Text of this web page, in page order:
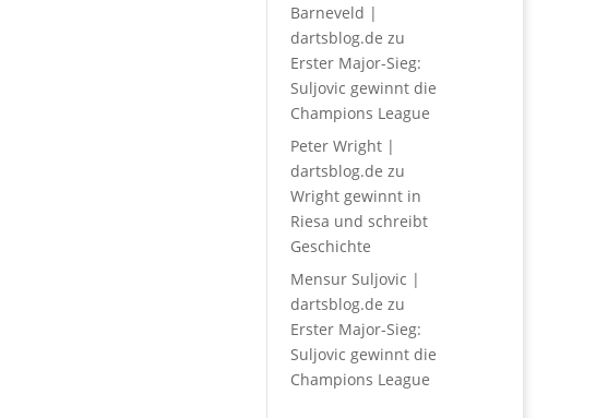
Barneveld |
dartsblog.de zu
Erster Major-Sieg:
Suljovic gewinnt die
Champions League
Peter Wright |
dartsblog.de zu
Wright gewinnt in
Riesa und schreibt
Geschichte
Mensur Suljovic |
dartsblog.de zu
Erster Major-Sieg:
Suljovic gewinnt die
Champions League